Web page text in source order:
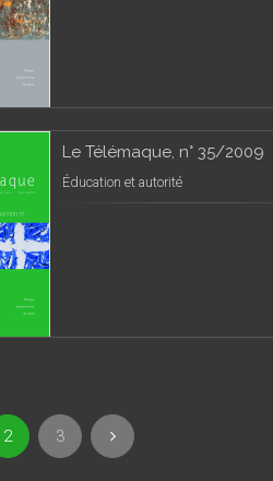
Le Télémaque, n° 35/2009
Éducation et autorité
2 3